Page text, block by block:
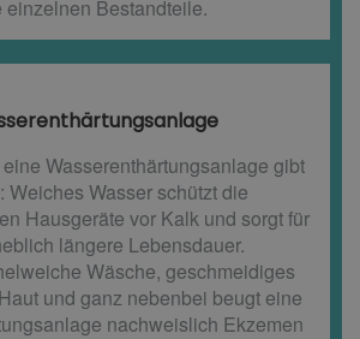
einzelnen Bestandteile.
Wasserenthärtungsanlage gibt
Weiches Wasser schützt die
Hausgeräte vor Kalk und sorgt für
längere Lebensdauer.
Wäsche, geschmeidiges
und ganz nebenbei beugt eine
nachweislich Ekzemen